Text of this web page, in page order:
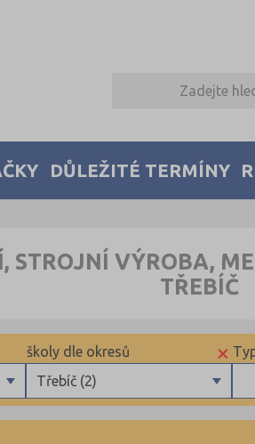
DŮLEŽITÉ TERMÍNY
STROJNÍ VÝROBA,
TŘEBÍČ
×
Třebíč (2)
školy dle okresů